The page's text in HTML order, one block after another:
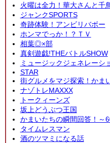
火曜は全力！華大さんと千
ジャンクSPORTS
奇跡体験！アンビリバボー
ホンマでっか！？ＴＶ
相葉◎×部
真剣遊戯!THEバトルSHOW
ミュージックジェネレーシ
STAR
街グルメをマジ探索！かま
ナゾトレMAXXX
トークィーンズ
坂上どうぶつ王国
かまいたちの瞬間回答！～
タイムレスマン
酒のツマミになる話